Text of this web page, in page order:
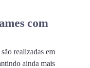
com
realizadas em
ainda mais